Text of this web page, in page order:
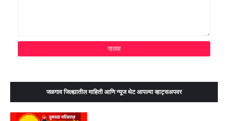
जळगाव जिल्ह्यातील माहिती आणि न्यूज थेट आपल्या व्हाट्सअपवर